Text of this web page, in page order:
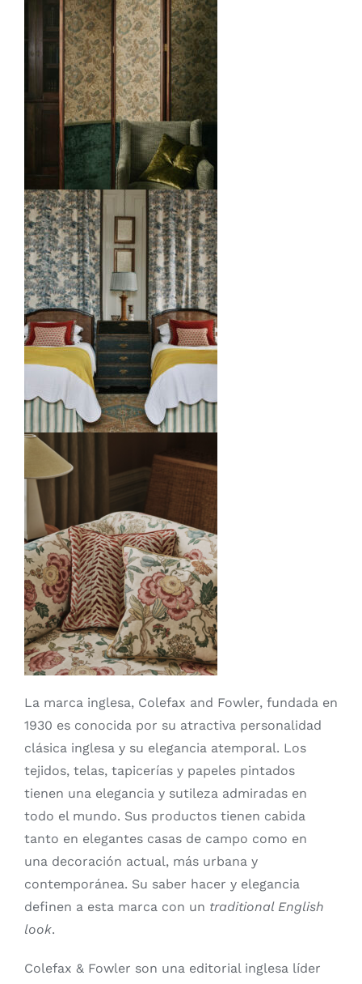
La marca inglesa, Colefax and Fowler, fundada en
1930 es conocida por su atractiva personalidad
clásica inglesa y su elegancia atemporal. Los
tejidos, telas, tapicerías y papeles pintados
tienen una elegancia y sutileza admiradas en
todo el mundo. Sus productos tienen cabida
tanto en elegantes casas de campo como en
una decoración actual, más urbana y
contemporánea. Su saber hacer y elegancia
definen a esta marca con un traditional English
look.
Colefax & Fowler son una editorial inglesa líder